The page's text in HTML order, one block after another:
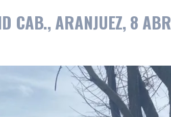
CAB., ARANJUEZ, 8 ABR